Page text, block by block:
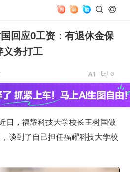
回应0工资：有退休金保
义务打工
0
日，福耀科技大学校长王树国做
谈到了自己担任福耀科技大学校